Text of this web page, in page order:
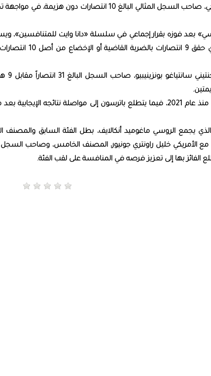
انتصارات دون خسارة، عندما يلتقي البولندي داميان رزيبيكي، صاحب السجل المثالي البالغ 10 انتصارات دون هزيمة،
بعد فوزه بقرار إجماعي في سلسلة «دانا وايت للمتنافسين»،
إلى مواصلة سجله الخالي من الهزائم أمام رزيبيكي، الذي حقق 9 انتصارات
كما تتضمن البطولة نزالاً
ويعود بونزينيبيو إلى المنافسة في أبوظبي للمرة الأولى منذ عام 2021، فيما يتطلع باترسون إلى مواصلة نتائجه
يجمع الروسي ماغوميد أنكالايف، بطل الفئة السابق والمصنف